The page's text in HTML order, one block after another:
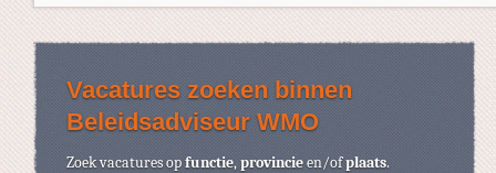
Vacatures zoeken binnen
Beleidsadviseur WMO
Zoek vacatures opfunctie,provincieen/ofplaats.